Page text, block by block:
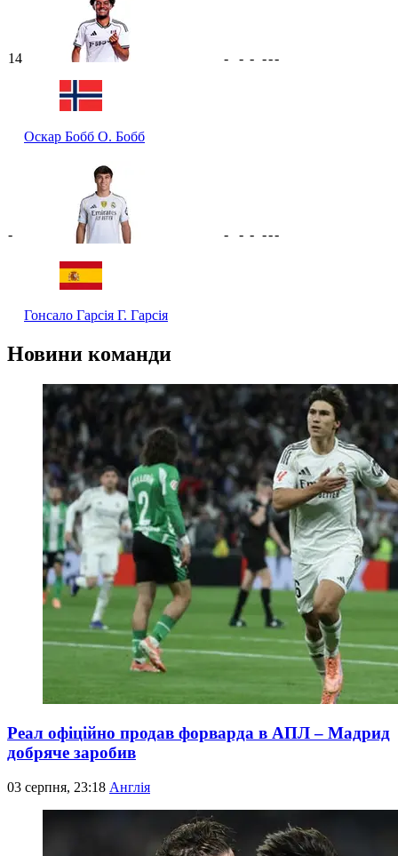
14
Оскар Бобб О. Бобб
- - - ---
-
Гонсало Гарсія Г. Гарсія
- - - ---
Новини команди
Реал офіційно продав форварда в АПЛ – Мадрид
добряче заробив
03 серпня, 23:18 Англія